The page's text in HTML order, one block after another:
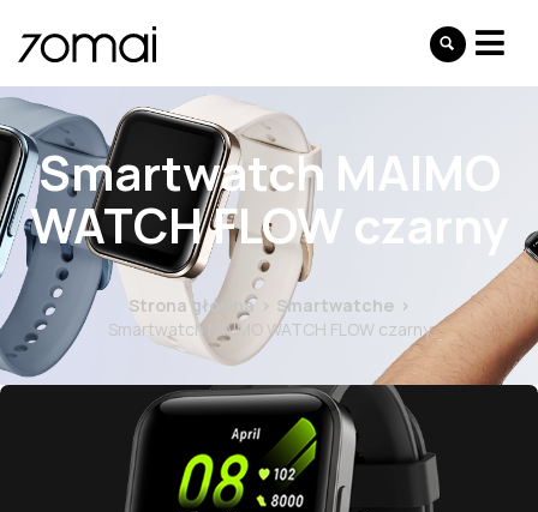
Smartwatch MAIMO
WATCH FLOW czarny
Strona główna
Smartwatche
Smartwatch MAIMO WATCH FLOW czarny